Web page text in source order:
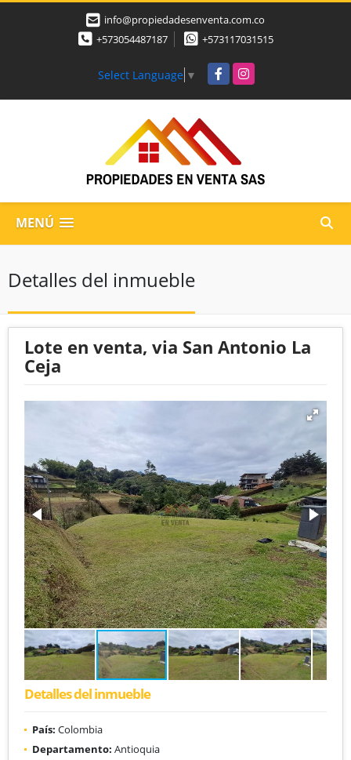
info@propiedadesenventa.com.co
+573054487187
+573117031515
Select Language ▼ FacebookInstagram
MENÚ
Detalles del inmueble
Lote en venta, via San Antonio La
Ceja
Detalles del inmueble
País: Colombia
Departamento: Antioquia